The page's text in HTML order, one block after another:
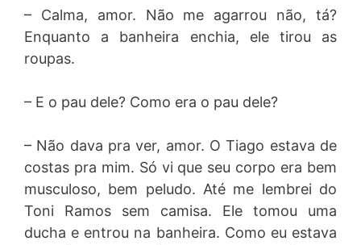
– Calma, amor. Não me agarrou não, tá?
Enquanto a banheira enchia, ele tirou as
roupas.
– E o pau dele? Como era o pau dele?
– Não dava pra ver, amor. O Tiago estava de
costas pra mim. Só vi que seu corpo era bem
musculoso, bem peludo. Até me lembrei do
Toni Ramos sem camisa. Ele tomou uma
ducha e entrou na banheira. Como eu estava